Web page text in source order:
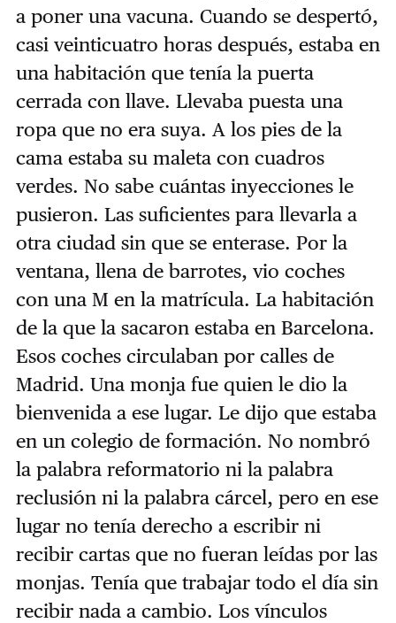
a poner una vacuna. Cuando se despertó,
casi veinticuatro horas después, estaba en
una habitación que tenía la puerta
cerrada con llave. Llevaba puesta una
ropa que no era suya. A los pies de la
cama estaba su maleta con cuadros
verdes. No sabe cuántas inyecciones le
pusieron. Las suficientes para llevarla a
otra ciudad sin que se enterase. Por la
ventana, llena de barrotes, vio coches
con una M en la matrícula. La habitación
de la que la sacaron estaba en Barcelona.
Esos coches circulaban por calles de
Madrid. Una monja fue quien le dio la
bienvenida a ese lugar. Le dijo que estaba
en un colegio de formación. No nombró
la palabra reformatorio ni la palabra
reclusión ni la palabra cárcel, pero en ese
lugar no tenía derecho a escribir ni
recibir cartas que no fueran leídas por las
monjas. Tenía que trabajar todo el día sin
recibir nada a cambio. Los vínculos